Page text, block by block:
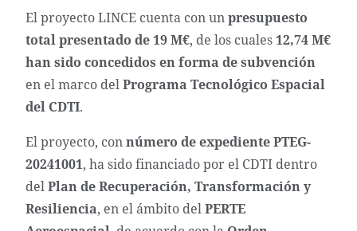
El proyecto LINCE cuenta con unpresupuesto
total presentado de 19 M€, de los cuales12,74 M€
han sido concedidos en forma de subvención
en el marco delPrograma Tecnológico Espacial
del CDTI.
El proyecto, connúmero de expediente PTEG-
20241001, ha sido financiado por el CDTI dentro
delPlan de Recuperación, Transformación y
Resiliencia, en el ámbito delPERTE